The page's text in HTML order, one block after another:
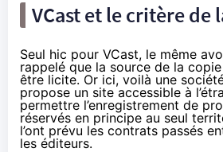
VCast et le critère de
Seul hic pour VCast, le même
rappelé que la source de la
être licite. Or ici, voilà une
propose un site accessible à
permettre l’enregistrement de
réservés en principe au seul
l’ont prévu les contrats passés
les éditeurs.